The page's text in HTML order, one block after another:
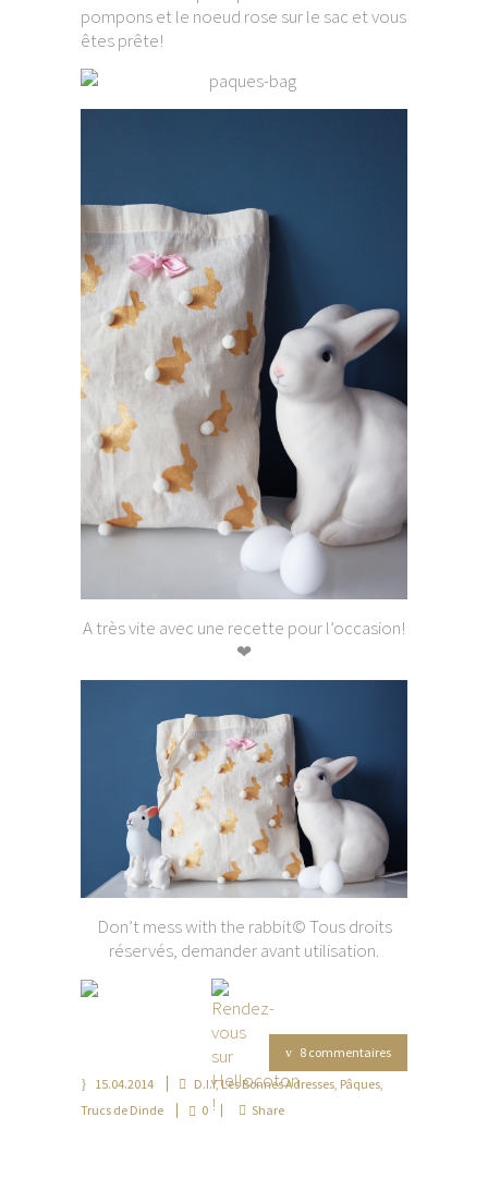
pompons et le noeud rose sur le sac et vous
êtes prête!
A très vite avec une recette pour l’occasion!
❤
Don’t mess with the rabbit© Tous droits
réservés, demander avant utilisation.
8 commentaires
15.04.2014
D.I.Y,Les Bonnes Adresses, Pâques,
Trucs de Dinde
0 Share